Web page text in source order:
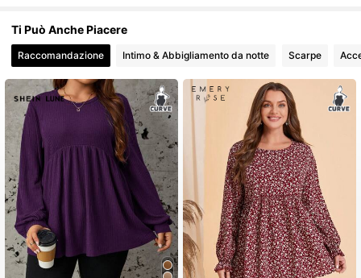
4.81 1M Follower
4.81 1M Follower
1M Follower
1M Follower
1M Follower
Ti Può Anche Piacere
Raccomandazione Intimo & Abbigliamento da notte Scarpe